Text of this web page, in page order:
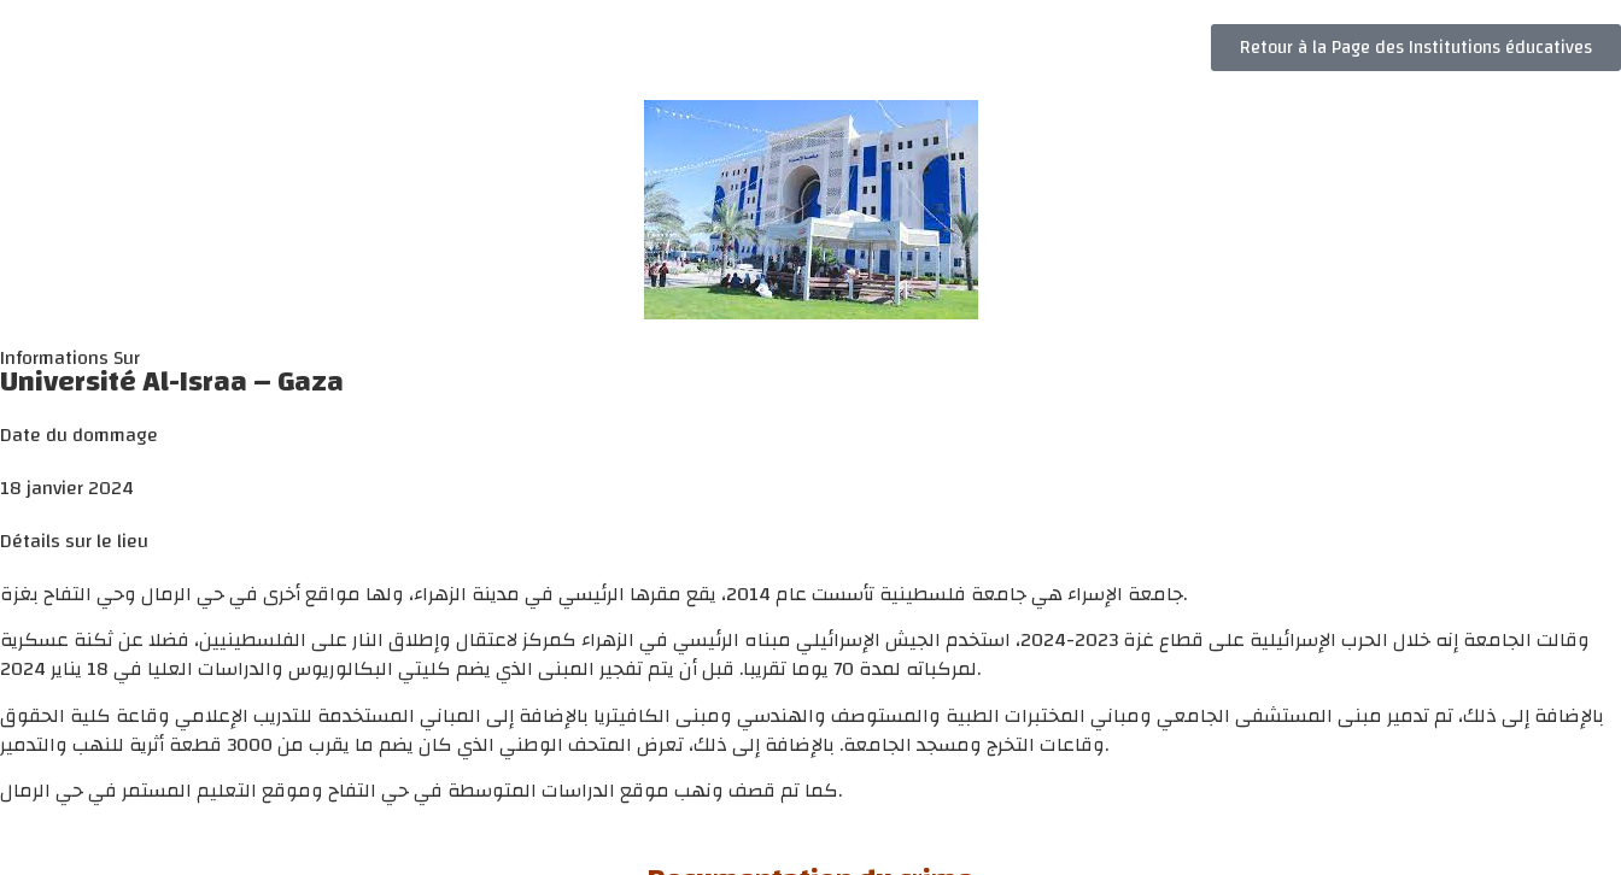
Retour à la Page des Institutions éducatives
Informations Sur
Université Al-Israa – Gaza
Date du dommage
18 janvier 2024
Détails sur le lieu
جامعة الإسراء هي جامعة فلسطينية تأسست عام 2014، يقع مقرها الرئيسي في مدينة الزهراء، ولها مواقع أخرى في حي الرمال وحي التفاح بغزة.
وقالت الجامعة إنه خلال الحرب الإسرائيلية على قطاع غزة 2023-2024، استخدم الجيش الإسرائيلي مبناه الرئيسي في الزهراء كمركز لاعتقال وإطلاق النار على الفلسطينيين، فضلا عن ثكنة عسكرية
لمركباته لمدة 70 يوما تقريبا. قبل أن يتم تفجير المبنى الذي يضم كليتي البكالوريوس والدراسات العليا في 18 يناير 2024.
بالإضافة إلى ذلك، تم تدمير مبنى المستشفى الجامعي ومباني المختبرات الطبية والمستوصف والهندسي ومبنى الكافيتريا بالإضافة إلى المباني المستخدمة للتدريب الإعلامي وقاعة كلية الحقوق
وقاعات التخرج ومسجد الجامعة. بالإضافة إلى ذلك، تعرض المتحف الوطني الذي كان يضم ما يقرب من 3000 قطعة أثرية للنهب والتدمير.
كما تم قصف ونهب موقع الدراسات المتوسطة في حي التفاح وموقع التعليم المستمر في حي الرمال.